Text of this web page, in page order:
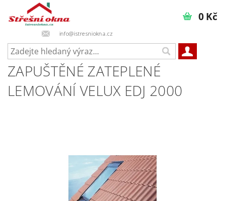
info@istresniokna.cz
0 Kč
ZAPUŠTĚNÉ ZATEPLENÉ
LEMOVÁNÍ VELUX EDJ 2000